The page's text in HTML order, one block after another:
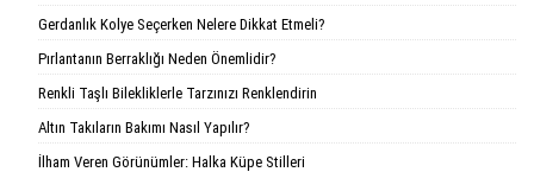
Gerdanlık Kolye Seçerken Nelere Dikkat Etmeli?
Pırlantanın Berraklığı Neden Önemlidir?
Renkli Taşlı Bilekliklerle Tarzınızı Renklendirin
Altın Takıların Bakımı Nasıl Yapılır?
İlham Veren Görünümler: Halka Küpe Stilleri